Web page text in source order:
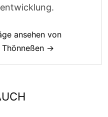
ansehen von
Thönneßen →